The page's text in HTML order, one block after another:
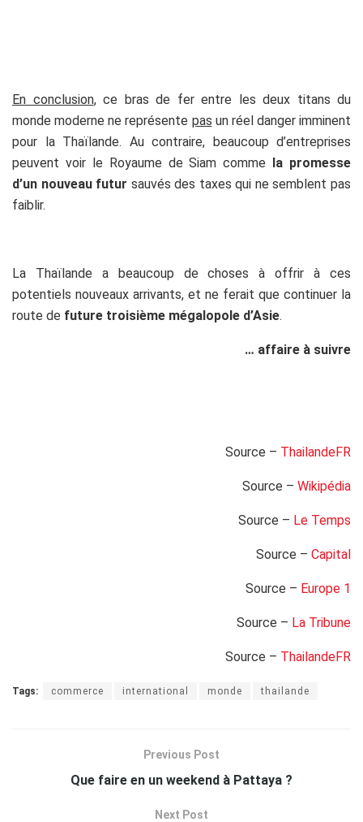
En conclusion, ce bras de fer entre les deux titans du
monde moderne ne représente pas un réel danger imminent
pour la Thaïlande. Au contraire, beaucoup d’entreprises
peuvent voir le Royaume de Siam comme la promesse
d’un nouveau futur sauvés des taxes qui ne semblent pas
faiblir.
La Thaïlande a beaucoup de choses à offrir à ces
potentiels nouveaux arrivants, et ne ferait que continuer la
route de future troisième mégalopole d’Asie.
… affaire à suivre
Source – ThailandeFR
Source – Wikipédia
Source – Le Temps
Source – Capital
Source – Europe 1
Source – La Tribune
Source – ThailandeFR
Tags: commerce international monde thailande
Previous Post
Que faire en un weekend à Pattaya ?
Next Post